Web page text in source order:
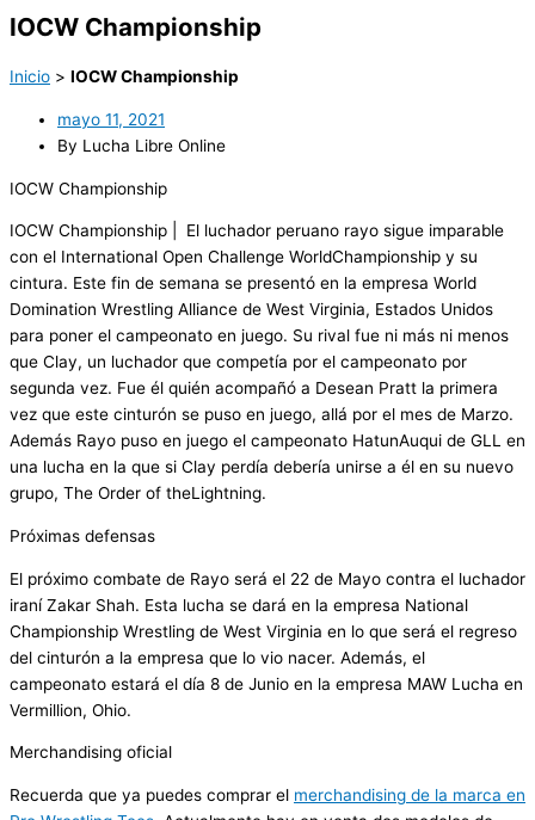
IOCW Championship
Inicio > IOCW Championship
mayo 11, 2021
By Lucha Libre Online
IOCW Championship
IOCW Championship | El luchador peruano rayo sigue imparable
con el International Open Challenge WorldChampionship y su
cintura. Este fin de semana se presentó en la empresa World
Domination Wrestling Alliance de West Virginia, Estados Unidos
para poner el campeonato en juego. Su rival fue ni más ni menos
que Clay, un luchador que competía por el campeonato por
segunda vez. Fue él quién acompañó a Desean Pratt la primera
vez que este cinturón se puso en juego, allá por el mes de Marzo.
Además Rayo puso en juego el campeonato HatunAuqui de GLL en
una lucha en la que si Clay perdía debería unirse a él en su nuevo
grupo, The Order of theLightning.
Próximas defensas
El próximo combate de Rayo será el 22 de Mayo contra el luchador
iraníZakar Shah. Esta lucha se dará en la empresa National
Championship Wrestling de West Virginia en lo que será el regreso
del cinturón a la empresa que lo vio nacer. Además, el
campeonato estará el día 8 de Junio en la empresa MAW Lucha en
Vermillion, Ohio.
Merchandising oficial
Recuerda que ya puedes comprar el merchandising de la marca en